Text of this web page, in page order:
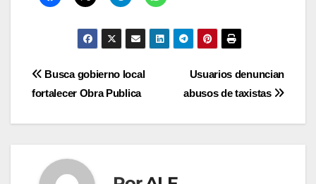
Navegación
Usuarios denuncian
abusos de taxistas
Busca gobierno local
fortalecer Obra Publica